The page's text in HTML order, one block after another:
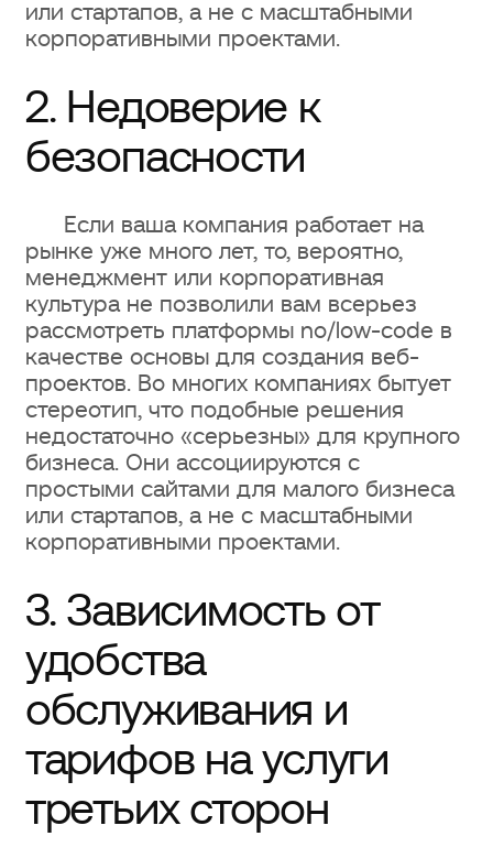
быструю загрузку сайтов
Webflow как инструмент свободы
творческого мышления
1. Компания Webflow приобрела
компанию GreenSock (GSAP)
2. В Webflow есть отдельная
категория на Awwards
3. Веб-сайты на Webflow
регулярно выигрывают конкурсы
веб-разработки
4-й. Полная свобода в создании
уникальных макетов
5. Инструменты для творческих
анимации
7-й. Имиджевые и фестивальные
сайты
или стартапов, а не с масштабными
корпоративными проектами.
2. Недоверие к
безопасности
Если ваша компания работает на
рынке уже много лет, то, вероятно,
менеджмент или корпоративная
культура не позволили вам всерьез
рассмотреть платформы no/low-code в
качестве основы для создания веб-
проектов. Во многих компаниях бытует
стереотип, что подобные решения
недостаточно «серьезны» для крупного
бизнеса. Они ассоциируются с
простыми сайтами для малого бизнеса
или стартапов, а не с масштабными
корпоративными проектами.
3. Зависимость от
удобства
обслуживания и
тарифов на услуги
третьих сторон